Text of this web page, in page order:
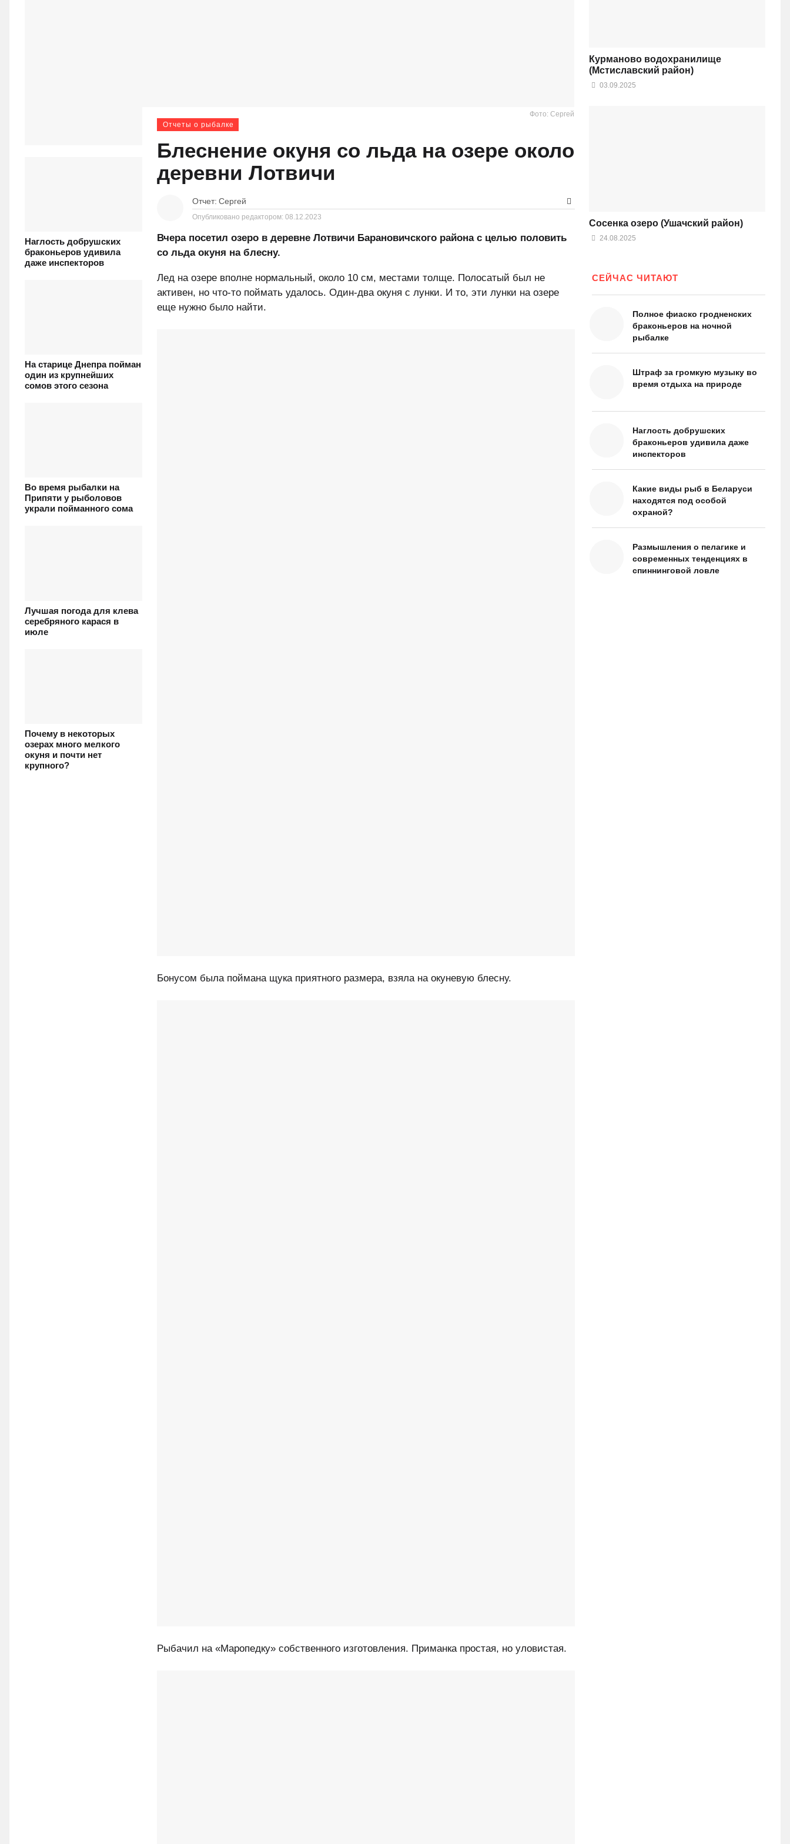
Фото: Сергей
Наглость добрушских
браконьеров удивила
даже инспекторов
На старице Днепра пойман
один из крупнейших
сомов этого сезона
Во время рыбалки на
Припяти у рыболовов
украли пойманного сома
Лучшая погода для клева
серебряного карася в
июле
Почему в некоторых
озерах много мелкого
окуня и почти нет
крупного?
Отчеты о рыбалке
Блеснение окуня со льда на озере около
деревни Лотвичи
Отчет: Сергей
Опубликовано редактором: 08.12.2023
Вчера посетил озеро в деревне Лотвичи Барановичского района с целью половить
со льда окуня на блесну.
Лед на озере вполне нормальный, около 10 см, местами толще. Полосатый был не
активен, но что-то поймать удалось. Один-два окуня с лунки. И то, эти лунки на озере
еще нужно было найти.
Бонусом была поймана щука приятного размера, взяла на окуневую блесну.
Рыбачил на «Маропедку» собственного изготовления. Приманка простая, но уловистая.
Курманово водохранилище
(Мстиславский район)
03.09.2025
Сосенка озеро (Ушачский район)
24.08.2025
СЕЙЧАС ЧИТАЮТ
Полное фиаско гродненских
браконьеров на ночной
рыбалке
Штраф за громкую музыку во
время отдыха на природе
Наглость добрушских
браконьеров удивила даже
инспекторов
Какие виды рыб в Беларуси
находятся под особой
охраной?
Размышления о пелагике и
современных тенденциях в
спиннинговой ловле